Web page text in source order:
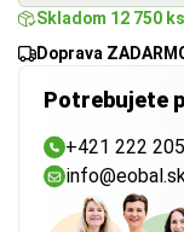
Skladom 12 750 ks
Doprava
Potrebujete
+421 222